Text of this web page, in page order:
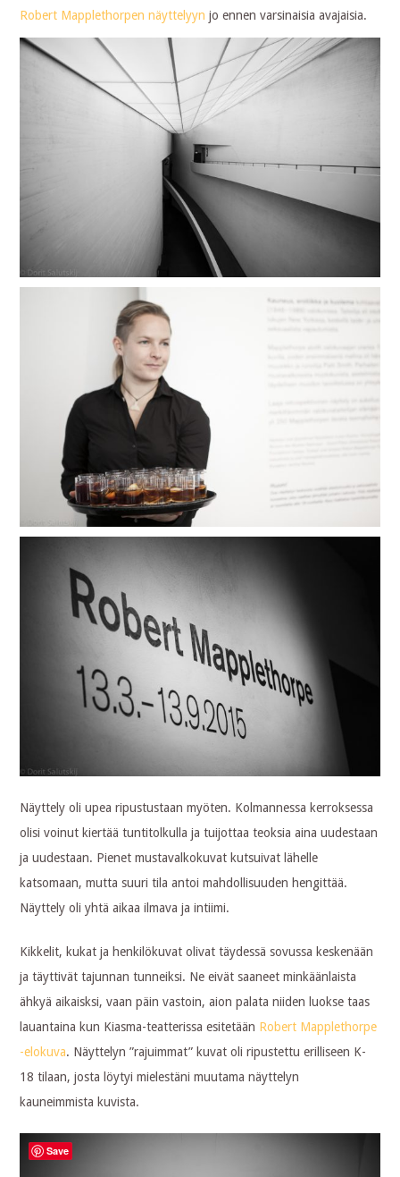
Robert Mapplethorpen näyttelyyn jo ennen varsinaisia avajaisia.
Näyttely oli upea ripustustaan myöten. Kolmannessa kerroksessa
olisi voinut kiertää tuntitolkulla ja tuijottaa teoksia aina uudestaan
ja uudestaan. Pienet mustavalkokuvat kutsuivat lähelle
katsomaan, mutta suuri tila antoi mahdollisuuden hengittää.
Näyttely oli yhtä aikaa ilmava ja intiimi.
Kikkelit, kukat ja henkilökuvat olivat täydessä sovussa keskenään
ja täyttivät tajunnan tunneiksi. Ne eivät saaneet minkäänlaista
ähkyä aikaisksi, vaan päin vastoin, aion palata niiden luokse taas
lauantaina kun Kiasma-teatterissa esitetään Robert Mapplethorpe
-elokuva. Näyttelyn ”rajuimmat” kuvat oli ripustettu erilliseen K-
18 tilaan, josta löytyi mielestäni muutama näyttelyn
kauneimmista kuvista.
Save